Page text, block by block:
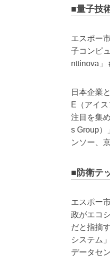
■量子技
エスポー
子コンピ
nttinova」
日本企業
E（アイ
注目を集
s Group）
ンソー、
■防衛テ
エスポー
政がエコ
だと指摘
システム
データセ